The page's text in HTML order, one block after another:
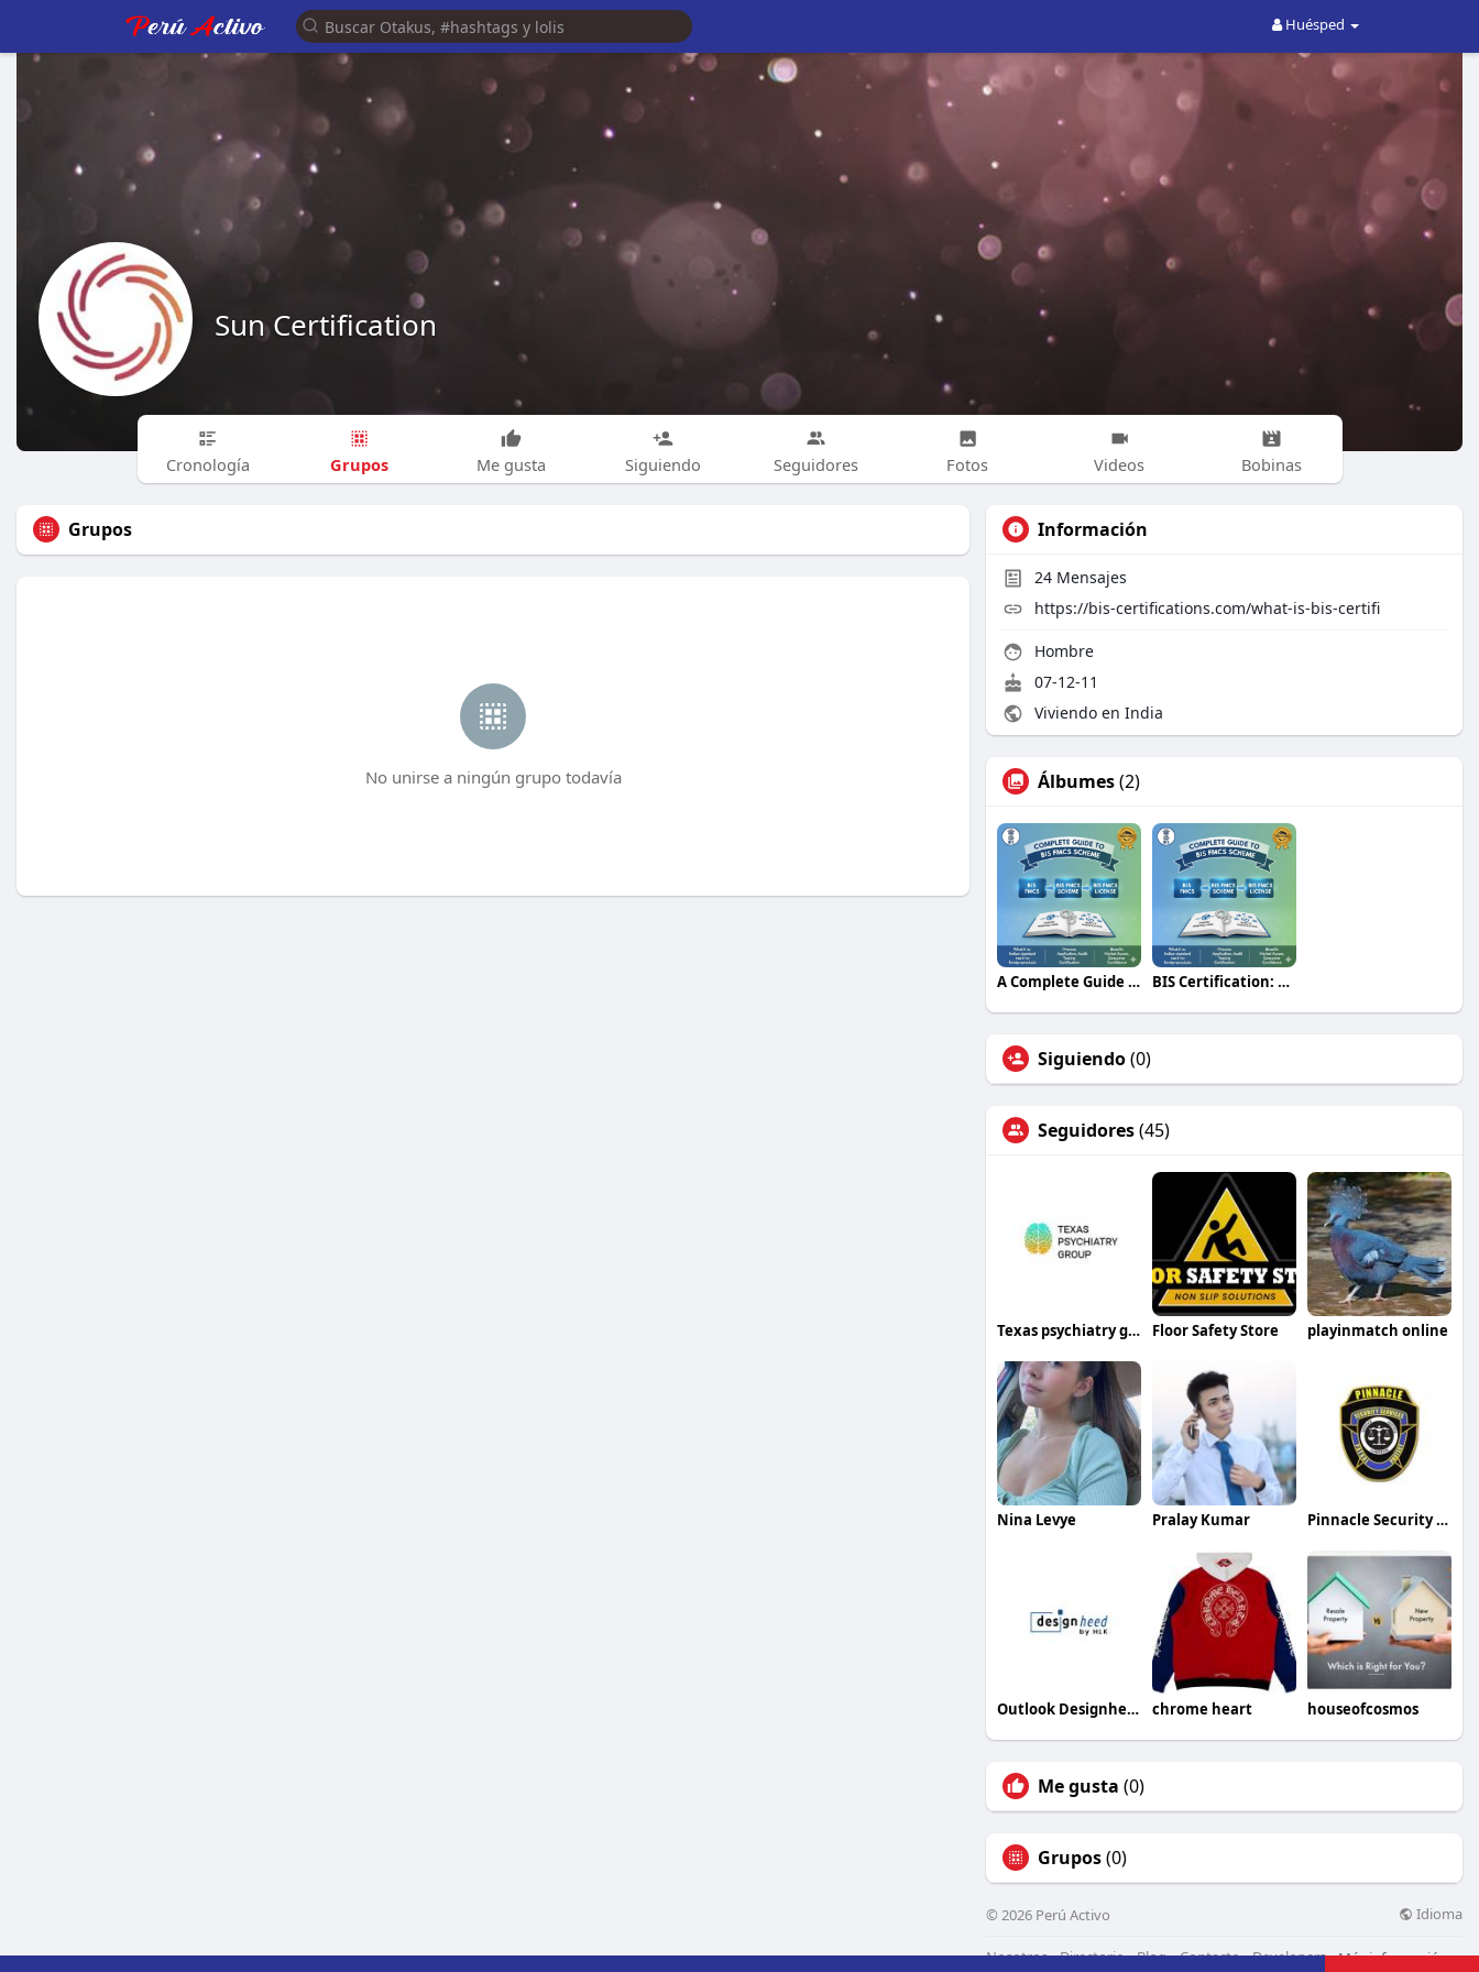
Huésped
Sun Certification
Cronología Grupos Me gusta Siguiendo Seguidores Fotos Videos Bobinas
Grupos
No unirse a ningún grupo todavía
Información
24 Mensajes
https://bis-certifications.com/what-is-bis-certifi
Hombre
07-12-11
Viviendo en India
Álbumes(2)
A Complete Guide to BIS FMCS and BIS FMCS Certificat BIS Certification: Meaning, Process, Cost, and How t
Siguiendo(0)
Seguidores(45)
Texas psychiatry group Floor Safety Store playinmatch online
Nina Levye Pralay Kumar Pinnacle Security Services
Outlook Designheed chrome heart houseofcosmos
Me gusta (0)
Grupos(0)
© 2026 Perú Activo Idioma
Nosotros Directorio Blog Contacto Developers Más información